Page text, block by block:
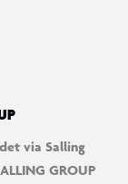
via Salling
GROUP